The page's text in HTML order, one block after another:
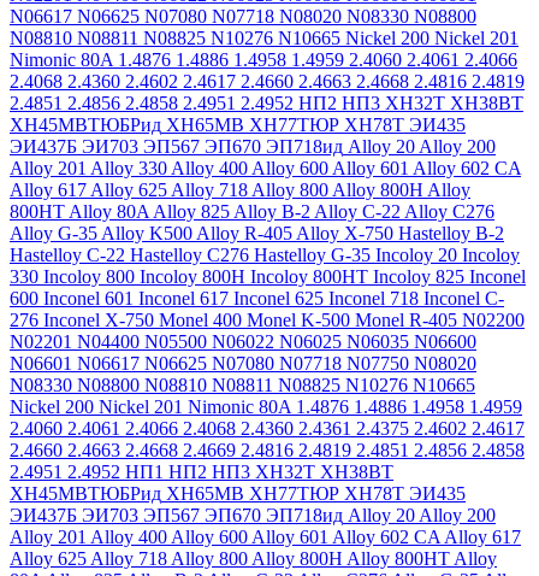
N06617 N06625 N07080 N07718 N08020 N08330 N08800
N08810 N08811 N08825 N10276 N10665 Nickel 200 Nickel 201
Nimonic 80A 1.4876 1.4886 1.4958 1.4959 2.4060 2.4061 2.4066
2.4068 2.4360 2.4602 2.4617 2.4660 2.4663 2.4668 2.4816 2.4819
2.4851 2.4856 2.4858 2.4951 2.4952 НП2 НП3 ХН32Т ХН38ВТ
ХН45МВТЮБРид ХН65МВ ХН77ТЮР ХН78Т ЭИ435
ЭИ437Б ЭИ703 ЭП567 ЭП670 ЭП718ид Alloy 20 Alloy 200
Alloy 201 Alloy 330 Alloy 400 Alloy 600 Alloy 601 Alloy 602 CA
Alloy 617 Alloy 625 Alloy 718 Alloy 800 Alloy 800H Alloy
800HT Alloy 80A Alloy 825 Alloy B-2 Alloy C-22 Alloy C276
Alloy G-35 Alloy K500 Alloy R-405 Alloy X-750 Hastelloy B-2
Hastelloy C-22 Hastelloy C276 Hastelloy G-35 Incoloy 20 Incoloy
330 Incoloy 800 Incoloy 800H Incoloy 800HT Incoloy 825 Inconel
600 Inconel 601 Inconel 617 Inconel 625 Inconel 718 Inconel C-
276 Inconel X-750 Monel 400 Monel K-500 Monel R-405 N02200
N02201 N04400 N05500 N06022 N06025 N06035 N06600
N06601 N06617 N06625 N07080 N07718 N07750 N08020
N08330 N08800 N08810 N08811 N08825 N10276 N10665
Nickel 200 Nickel 201 Nimonic 80A 1.4876 1.4886 1.4958 1.4959
2.4060 2.4061 2.4066 2.4068 2.4360 2.4361 2.4375 2.4602 2.4617
2.4660 2.4663 2.4668 2.4669 2.4816 2.4819 2.4851 2.4856 2.4858
2.4951 2.4952 НП1 НП2 НП3 ХН32Т ХН38ВТ
ХН45МВТЮБРид ХН65МВ ХН77ТЮР ХН78Т ЭИ435
ЭИ437Б ЭИ703 ЭП567 ЭП670 ЭП718ид Alloy 20 Alloy 200
Alloy 201 Alloy 400 Alloy 600 Alloy 601 Alloy 602 CA Alloy 617
Alloy 625 Alloy 718 Alloy 800 Alloy 800H Alloy 800HT Alloy